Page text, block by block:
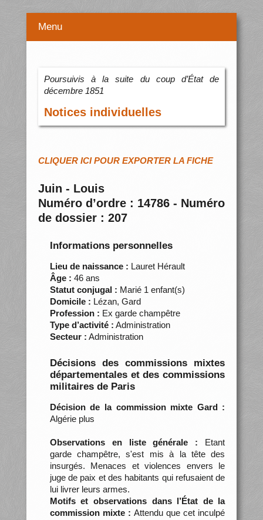
Menu
Poursuivis à la suite du coup d’État de
décembre 1851
Notices individuelles
CLIQUER ICI POUR EXPORTER LA FICHE
Juin - Louis
Numéro d’ordre : 14786 - Numéro
de dossier : 207
Informations personnelles
Lieu de naissance : Lauret Hérault
Âge : 46 ans
Statut conjugal : Marié 1 enfant(s)
Domicile : Lézan, Gard
Profession : Ex garde champêtre
Type d’activité : Administration
Secteur : Administration
Décisions des commissions mixtes
départementales et des commissions
militaires de Paris
Décision de la commission mixte Gard :
Algérie plus
Observations en liste générale : Etant
garde champêtre, s'est mis à la tête des
insurgés. Menaces et violences envers le
juge de paix et des habitants qui refusaient de
lui livrer leurs armes.
Motifs et observations dans l’État de la
commission mixte : Attendu que cet inculpé